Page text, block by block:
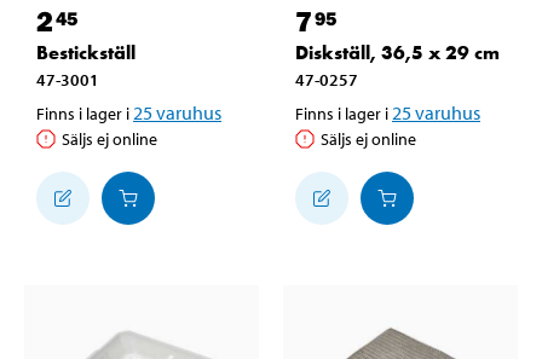
245
Bestickställ
47-3001
Finns i lager i 25varuhus
Säljs ej online
795
Diskställ, 36,5 x 29 cm
47-0257
Finns i lager i 25varuhus
Säljs ej online